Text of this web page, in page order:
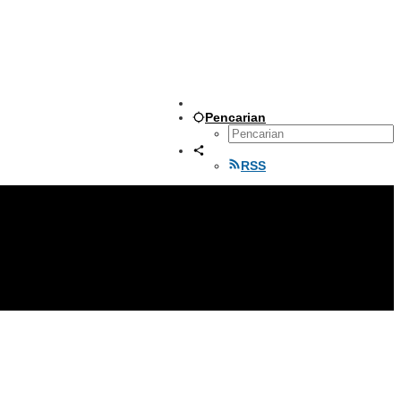
Pencarian
RSS